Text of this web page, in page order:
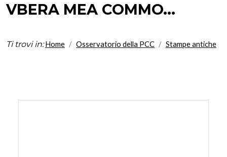
VBERA MEA COMMO...
Ti trovi in: Home Osservatorio della PCC Stampe antiche